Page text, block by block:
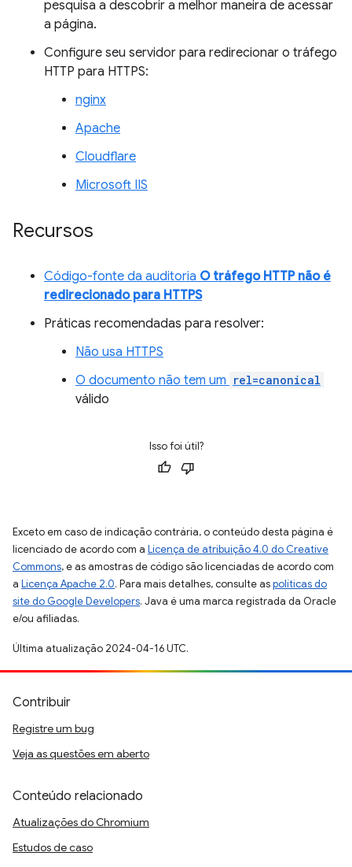
pesquisa a descobrir a melhor maneira de acessar
a página.
Configure seu servidor para redirecionar o tráfego
HTTP para HTTPS:
nginx
Apache
Cloudflare
Microsoft IIS
Recursos
Código-fonte da auditoria O tráfego HTTP não é
redirecionado para HTTPS
Práticas recomendadas para resolver:
Não usa HTTPS
O documento não tem um rel=canonical
válido
Isso foi útil?
Exceto em caso de indicação contrária, o conteúdo desta página é
licenciado de acordo com a Licença de atribuição 4.0 do Creative
Commons, e as amostras de código são licenciadas de acordo com
a Licença Apache 2.0. Para mais detalhes, consulte aspolíticas do
site do Google Developers. Java é uma marca registrada da Oracle
e/ou afiliadas.
Última atualização 2024-04-16 UTC.
Contribuir
Registre um bug
Veja as questões em aberto
Conteúdo relacionado
Atualizações do Chromium
Estudos de caso